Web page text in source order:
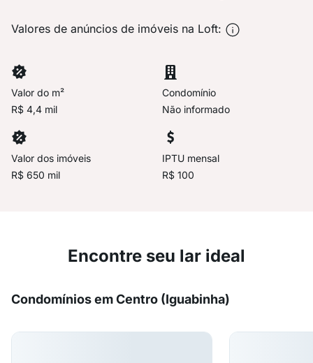
Valores de anúncios de imóveis na Loft:
Valor do m²
R$ 4,4 mil
Condomínio
Não informado
Valor dos imóveis
R$ 650 mil
IPTU mensal
R$ 100
Encontre seu lar ideal
Condomínios em Centro (Iguabinha)